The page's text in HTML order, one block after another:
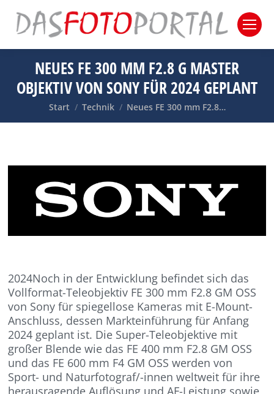
NEUES FE 300 MM F2.8 G MASTER
OBJEKTIV VON SONY FÜR 2024 GEPLANT
Sie befinden sich hier:
Start Technik Neues FE 300 mm F2.8…
2024Noch in der Entwicklung befindet sich das
Vollformat-Teleobjektiv FE 300 mm F2.8 GM OSS
von Sony für spiegellose Kameras mit E-Mount-
Anschluss, dessen Markteinführung für Anfang
2024 geplant ist. Die Super-Teleobjektive mit
großer Blende wie das FE 400 mm F2.8 GM OSS
und das FE 600 mm F4 GM OSS werden von
Sport- und Naturfotograf/-innen weltweit für ihre
herausragende Auflösung und AF-Leistung sowie